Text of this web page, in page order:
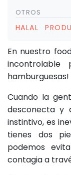
OTROS
HALAL
En nuestro
hamburguesas!
Cuando la
desconecta y
instintivo, es
tienes dos
podemos
contagia a